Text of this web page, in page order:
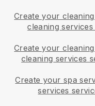
Create your
cleaning
Create your
cleaning services
Create your spa
services